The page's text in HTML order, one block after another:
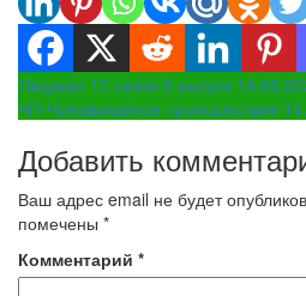
Навигация
по
записям
Пацанки 10 сезон 9 выпуск
ЧП-Чрезвычайное происшествие
Добавить
Ваш адрес email не будет
помечены *
Комментарий *